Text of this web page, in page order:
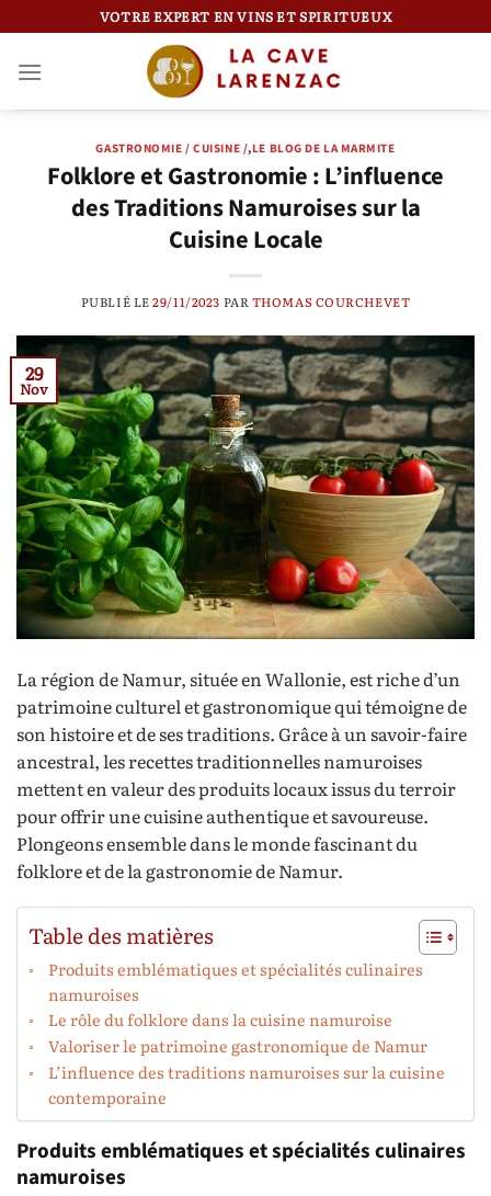
au
contenu
VOTRE EXPERT EN VINS ET SPIRITUEUX
GASTRONOMIE / CUISINE /,LE BLOG DE LA MARMITE
Folklore et Gastronomie : L’influence
des Traditions Namuroises sur la
Cuisine Locale
PUBLIÉ LE29/11/2023 PAR THOMAS COURCHEVET
29
Nov
La région de Namur, située en Wallonie, est riche d’un
patrimoine culturel et gastronomique qui témoigne de
son histoire et de ses traditions. Grâce à un savoir-faire
ancestral, les recettes traditionnelles namuroises
mettent en valeur des produits locaux issus du terroir
pour offrir une cuisine authentique et savoureuse.
Plongeons ensemble dans le monde fascinant du
folklore et de la gastronomie de Namur.
Table des matières
Produits emblématiques et spécialités culinaires
namuroises
Le rôle du folklore dans la cuisine namuroise
Valoriser le patrimoine gastronomique de Namur
L’influence des traditions namuroises sur la cuisine
contemporaine
Produits emblématiques et spécialités culinaires
namuroises